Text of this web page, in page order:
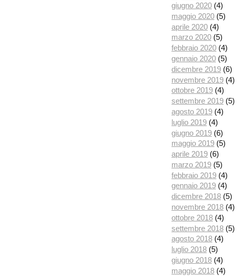
giugno 2020 (4)
maggio 2020 (5)
aprile 2020 (4)
marzo 2020 (5)
febbraio 2020 (4)
gennaio 2020 (5)
dicembre 2019 (6)
novembre 2019 (4)
ottobre 2019 (4)
settembre 2019 (5)
agosto 2019 (4)
luglio 2019 (4)
giugno 2019 (6)
maggio 2019 (5)
aprile 2019 (6)
marzo 2019 (5)
febbraio 2019 (4)
gennaio 2019 (4)
dicembre 2018 (5)
novembre 2018 (4)
ottobre 2018 (4)
settembre 2018 (5)
agosto 2018 (4)
luglio 2018 (5)
giugno 2018 (4)
maggio 2018 (4)